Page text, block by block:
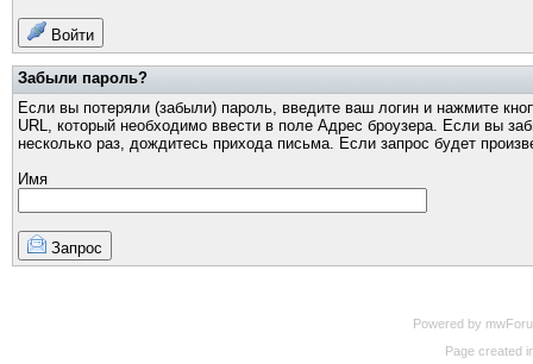
Войти
Забыли пароль?
Если вы потеряли (забыли) пароль, введите ваш логин и нажмите
URL, который необходимо ввести в поле Адрес броузера. Если вы
несколько раз, дождитесь прихода письма. Если запрос будет
Имя
Запрос
Powered by
Page created